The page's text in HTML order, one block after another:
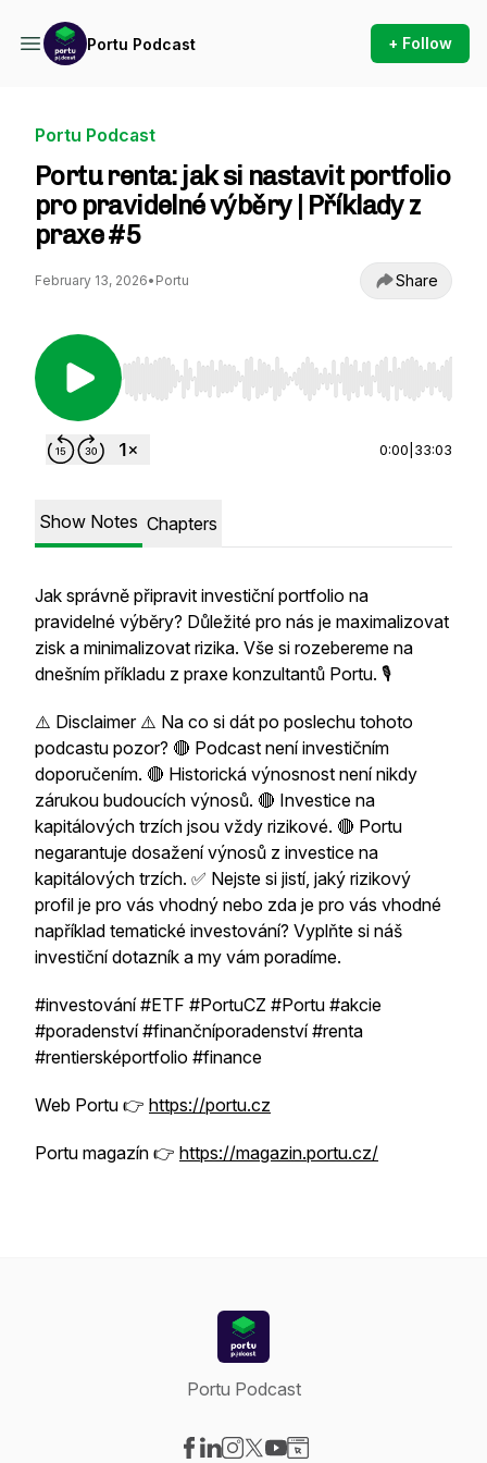
Portu Podcast + Follow
Portu Podcast
Portu renta: jak si nastavit portfolio
pro pravidelné výběry | Příklady z
praxe #5
February 13, 2026• Portu Share
Use Left/Right to seek, Home/End to jump to
0:00 33:03
Show Notes Chapters
Jak správně připravit investiční portfolio na
pravidelné výběry? Důležité pro nás je maximalizovat
zisk a minimalizovat rizika. Vše si rozebereme na
dnešním příkladu z praxe konzultantů Portu. 🎙️
⚠️ Disclaimer ⚠️ Na co si dát po poslechu tohoto
podcastu pozor? 🔴 Podcast není investičním
doporučením. 🔴 Historická výnosnost není nikdy
zárukou budoucích výnosů. 🔴 Investice na
kapitálových trzích jsou vždy rizikové. 🔴 Portu
negarantuje dosažení výnosů z investice na
kapitálových trzích. ✅ Nejste si jistí, jaký rizikový
profil je pro vás vhodný nebo zda je pro vás vhodné
například tematické investování? Vyplňte si náš
investiční dotazník a my vám poradíme.
#investování #ETF #PortuCZ #Portu #akcie
#poradenství #finančníporadenství #renta
#rentiersképortfolio #finance
Web Portu 👉 https://portu.cz
Portu magazín 👉 https://magazin.portu.cz/
Portu Podcast